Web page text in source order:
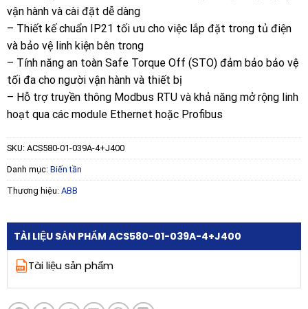
vận hành và cài đặt dễ dàng
– Thiết kế chuẩn IP21 tối ưu cho việc lắp đặt trong tủ điện
và bảo vệ linh kiện bên trong
– Tính năng an toàn Safe Torque Off (STO) đảm bảo bảo vệ
tối đa cho người vận hành và thiết bị
– Hỗ trợ truyền thông Modbus RTU và khả năng mở rộng linh
hoạt qua các module Ethernet hoặc Profibus
SKU: ACS580-01-039A-4+J400
Danh mục: Biến tần
Thương hiệu: ABB
TÀI LIỆU SẢN PHẨM ACS580-01-039A-4+J400
Tài liệu sản phẩm